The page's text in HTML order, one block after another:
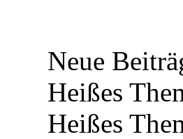
Neue
Heißes
Heißes